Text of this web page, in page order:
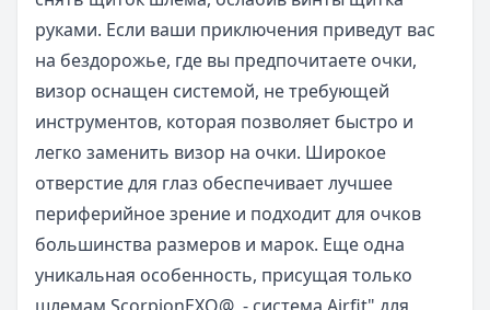
руками. Если ваши приключения приведут вас
на бездорожье, где вы предпочитаете очки,
визор оснащен системой, не требующей
инструментов, которая позволяет быстро и
легко заменить визор на очки. Широкое
отверстие для глаз обеспечивает лучшее
периферийное зрение и подходит для очков
большинства размеров и марок. Еще одна
уникальная особенность, присущая только